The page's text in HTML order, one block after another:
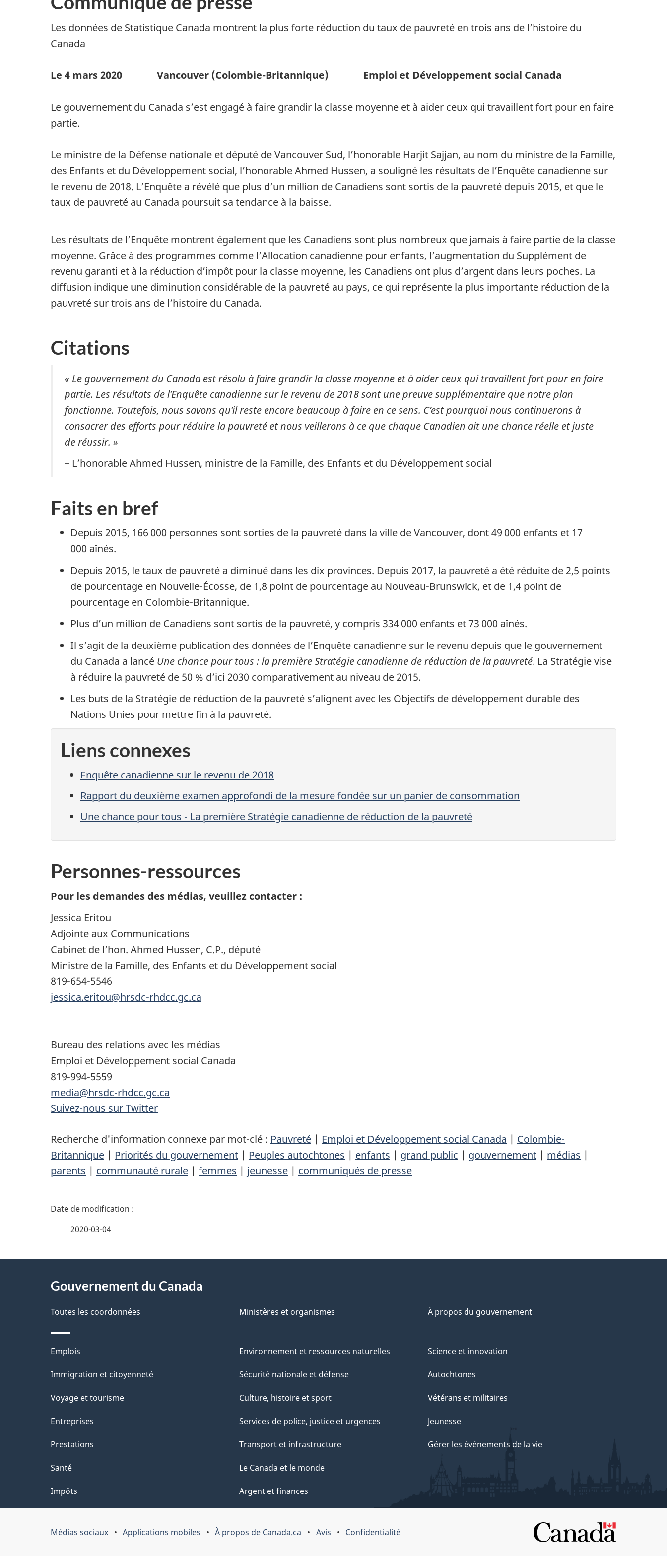
Les données de Statistique Canada montrent la plus forte réduction du taux de pauvreté en trois ans de l’histoire du
Canada
Le 4 mars 2020 Vancouver (Colombie-Britannique) Emploi et Développement social Canada
Le gouvernement du Canada s’est engagé à faire grandir la classe moyenne et à aider ceux qui travaillent fort pour en faire
partie.
Le ministre de la Défense nationale et député de Vancouver Sud, l’honorable Harjit Sajjan, au nom du ministre de la Famille,
des Enfants et du Développement social, l’honorable Ahmed Hussen, a souligné les résultats de l’Enquête canadienne sur
le revenu de 2018. L’Enquête a révélé que plus d’un million de Canadiens sont sortis de la pauvreté depuis 2015, et que le
taux de pauvreté au Canada poursuit sa tendance à la baisse.
Les résultats de l’Enquête montrent également que les Canadiens sont plus nombreux que jamais à faire partie de la classe
moyenne. Grâce à des programmes comme l’Allocation canadienne pour enfants, l’augmentation du Supplément de
revenu garanti et à la réduction d’impôt pour la classe moyenne, les Canadiens ont plus d’argent dans leurs poches. La
diffusion indique une diminution considérable de la pauvreté au pays, ce qui représente la plus importante réduction de la
pauvreté sur trois ans de l’histoire du Canada.
Citations
« Le gouvernement du Canada est résolu à faire grandir la classe moyenne et à aider ceux qui travaillent fort pour en faire
partie. Les résultats de l’Enquête canadienne sur le revenu de 2018 sont une preuve supplémentaire que notre plan
fonctionne. Toutefois, nous savons qu’il reste encore beaucoup à faire en ce sens. C’est pourquoi nous continuerons à
consacrer des efforts pour réduire la pauvreté et nous veillerons à ce que chaque Canadien ait une chance réelle et juste
de réussir. »
– L’honorable Ahmed Hussen, ministre de la Famille, des Enfants et du Développement social
Faits en bref
Depuis 2015, 166 000 personnes sont sorties de la pauvreté dans la ville de Vancouver, dont 49 000 enfants et 17
000 aînés.
Depuis 2015, le taux de pauvreté a diminué dans les dix provinces. Depuis 2017, la pauvreté a été réduite de 2,5 points
de pourcentage en Nouvelle-Écosse, de 1,8 point de pourcentage au Nouveau-Brunswick, et de 1,4 point de
pourcentage en Colombie-Britannique.
Plus d’un million de Canadiens sont sortis de la pauvreté, y compris 334 000 enfants et 73 000 aînés.
Il s’agit de la deuxième publication des données de l’Enquête canadienne sur le revenu depuis que le gouvernement
du Canada a lancé Une chance pour tous :la première Stratégie canadienne de réduction de la pauvreté. La Stratégie vise
à réduire la pauvreté de 50 % d’ici 2030 comparativement au niveau de 2015.
Les buts de la Stratégie de réduction de la pauvreté s’alignent avec les Objectifs de développement durable des
Nations Unies pour mettre fin à la pauvreté.
Liens connexes
Enquête canadienne sur le revenu de 2018
Rapport du deuxième examen approfondi de la mesure fondée sur un panier de consommation
Une chance pour tous - La première Stratégie canadienne de réduction de la pauvreté
Personnes-ressources
Pour les demandes des médias, veuillez contacter :
Jessica Eritou
Adjointe aux Communications
Cabinet de l’hon. Ahmed Hussen, C.P., député
Ministre de la Famille, des Enfants et du Développement social
819-654-5546
jessica.eritou@hrsdc-rhdcc.gc.ca
Bureau des relations avec les médias
Emploi et Développement social Canada
819-994-5559
media@hrsdc-rhdcc.gc.ca
Suivez-nous sur Twitter
Recherche d'information connexe par mot-clé : Pauvreté | Emploi et Développement social Canada | Colombie-
Britannique | Priorités du gouvernement | Peuples autochtones | enfants | grand public | gouvernement | médias |
parents | communauté rurale | femmes | jeunesse | communiqués de presse
D
a
l
s
d
e
l
a
p
a
g
e
2020-03-04
proposGouvernement du Canada
Toutes les coordonnées Ministères et organismes À propos du gouvernement
Thèmes
et
Emplois
Immigration et citoyenneté
Voyage et tourisme
Entreprises
Prestations
Santé
Impôts
Environnement et ressources naturelles
Sécurité nationale et défense
Culture, histoire et sport
Services de police, justice et urgences
Transport et infrastructure
Le Canada et le monde
Argent et finances
Science et innovation
Autochtones
Vétérans et militaires
Jeunesse
Gérer les événements de la vie
Organisation
Médias sociaux Applications mobiles À propos de Canada.ca Avis Confidentialité